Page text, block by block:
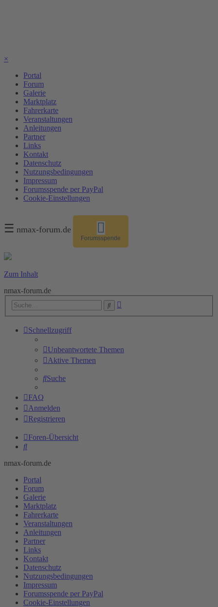
×
Portal
Forum
Galerie
Marktplatz
Fahrerkarte
Veranstaltungen
Anleitungen
Partner
Links
Kontakt
Datenschutz
Nutzungsbedingungen
Impressum
Forumsspende per PayPal
Cookie-Einstellungen
☰ nmax-forum.de
Forumsspende
Zum Inhalt
nmax-forum.de
Suche
Schnellzugriff
Unbeantwortete Themen
Aktive Themen
Suche
FAQ
Anmelden
Registrieren
Foren-Übersicht
Suche
nmax-forum.de
Portal
Forum
Galerie
Marktplatz
Fahrerkarte
Veranstaltungen
Anleitungen
Partner
Links
Kontakt
Datenschutz
Nutzungsbedingungen
Impressum
Forumsspende per PayPal
Cookie-Einstellungen